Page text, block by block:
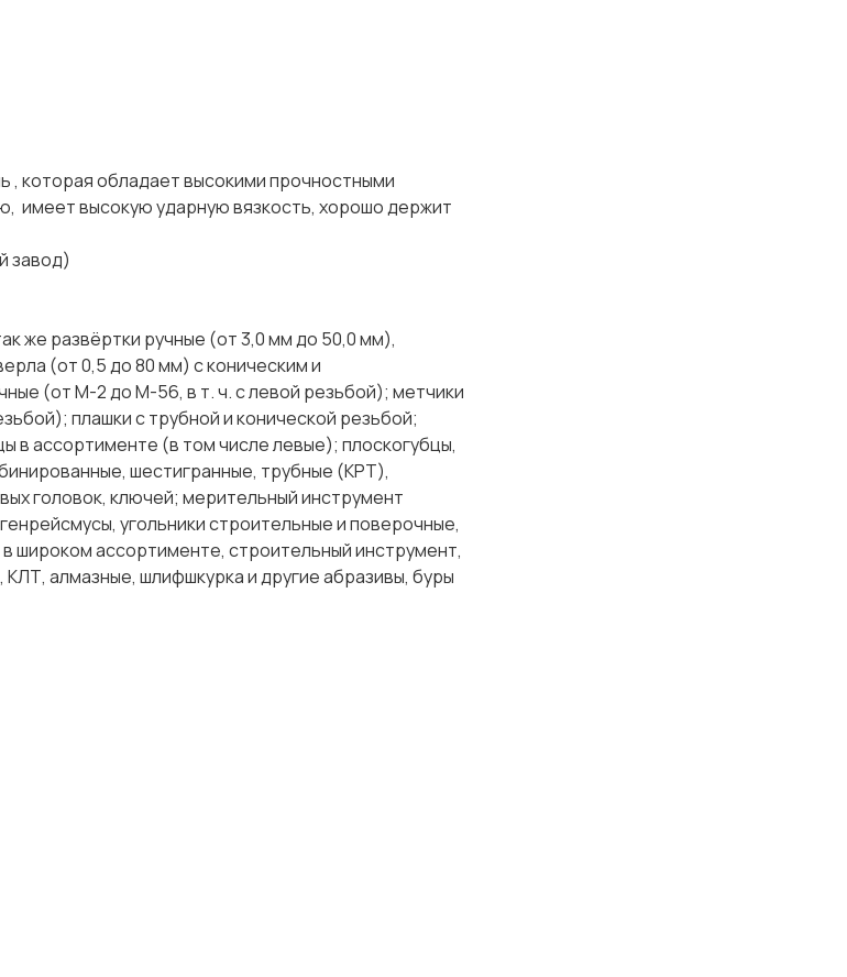
обладает высокими прочностными
имеет высокую ударную вязкость, хорошо держит
же развёртки ручные (от 3,0 мм до 50,0 мм),
(от 0,5 до 80 мм) с коническим и
(от М-2 до М-56, в т. ч. с левой резьбой); метчики
плашки с трубной и конической резьбой;
в ассортименте (в том числе левые); плоскогубцы,
шестигранные, трубные (КРТ),
головок, ключей; мерительный инструмент
угольники строительные и поверочные,
широком ассортименте, строительный инструмент,
алмазные, шлифшкурка и другие абразивы, буры